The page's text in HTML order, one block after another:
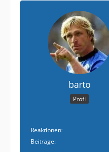
barto
Profi
Reaktionen
Beiträge